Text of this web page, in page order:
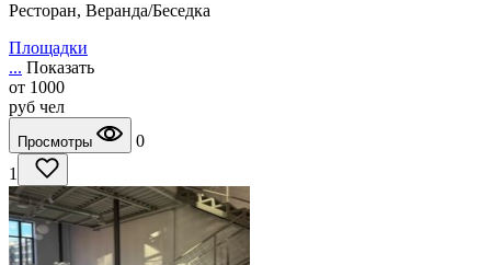
Ресторан, Веранда/Беседка
Площадки
... Показать
от 1000
руб чел
Просмотры
0
1